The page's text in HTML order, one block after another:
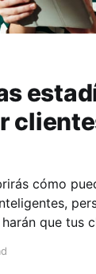
cómo
que tus